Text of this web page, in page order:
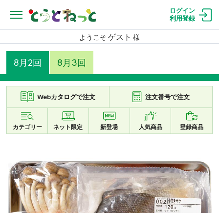
ログイン
利用登録
ようこそ ゲスト 様
8月2回 8月3回
Webカタログで注文 注文番号で注文
カテゴリー ネット限定 新登場 人気商品 登録商品